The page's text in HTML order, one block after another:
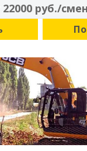
22000 руб./